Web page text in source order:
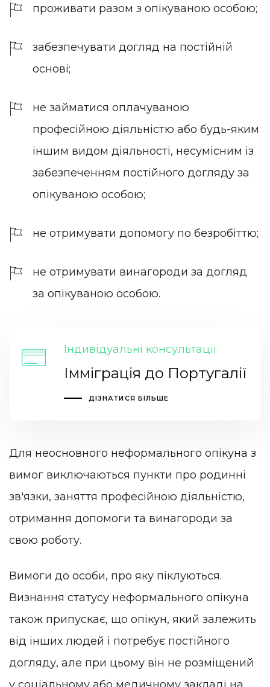
проживати разом з опікуваною особою;
забезпечувати догляд на постійній
основі;
не займатися оплачуваною
професійною діяльністю або будь-яким
іншим видом діяльності, несумісним із
забезпеченням постійного догляду за
опікуваною особою;
не отримувати допомогу по безробіттю;
не отримувати винагороди за догляд
за опікуваною особою.
Індивідуальні консультації
Імміграція до Португалії
ДІЗНАТИСЯ БІЛЬШЕ
Для неосновного неформального опікуна з
вимог виключаються пункти про родинні
зв'язки, заняття професійною діяльністю,
отримання допомоги та винагороди за
свою роботу.
Вимоги до особи, про яку піклуються.
Визнання статусу неформального опікуна
також припускає, що опікун, який залежить
від інших людей і потребує постійного
догляду, але при цьому він не розміщений